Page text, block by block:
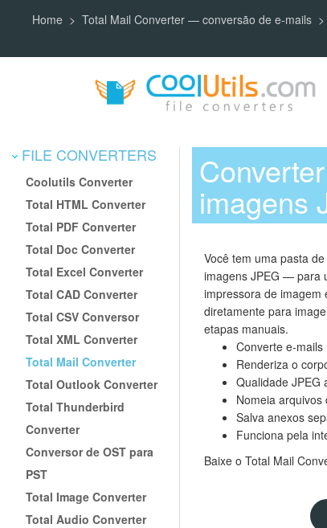
Home Total Mail Converter — conversão de e-mails
FILE CONVERTERS
Coolutils Converter
Total HTML Converter
Total PDF Converter
Total Doc Converter
Total Excel Converter
Total CAD Converter
Total CSV Conversor
Total XML Converter
Total Mail Converter
Total Outlook Converter
Total Thunderbird
Converter
Conversor de OST para
PST
Total Image Converter
Total Audio Converter
imagens
Você tem uma pasta
imagens JPEG — para
impressora de imagem
diretamente para
etapas manuais.
Converte e-
Renderiza o
Qualidade JPEG
Nomeia
Salva anexos
Funciona pela
Baixe o Total Mail